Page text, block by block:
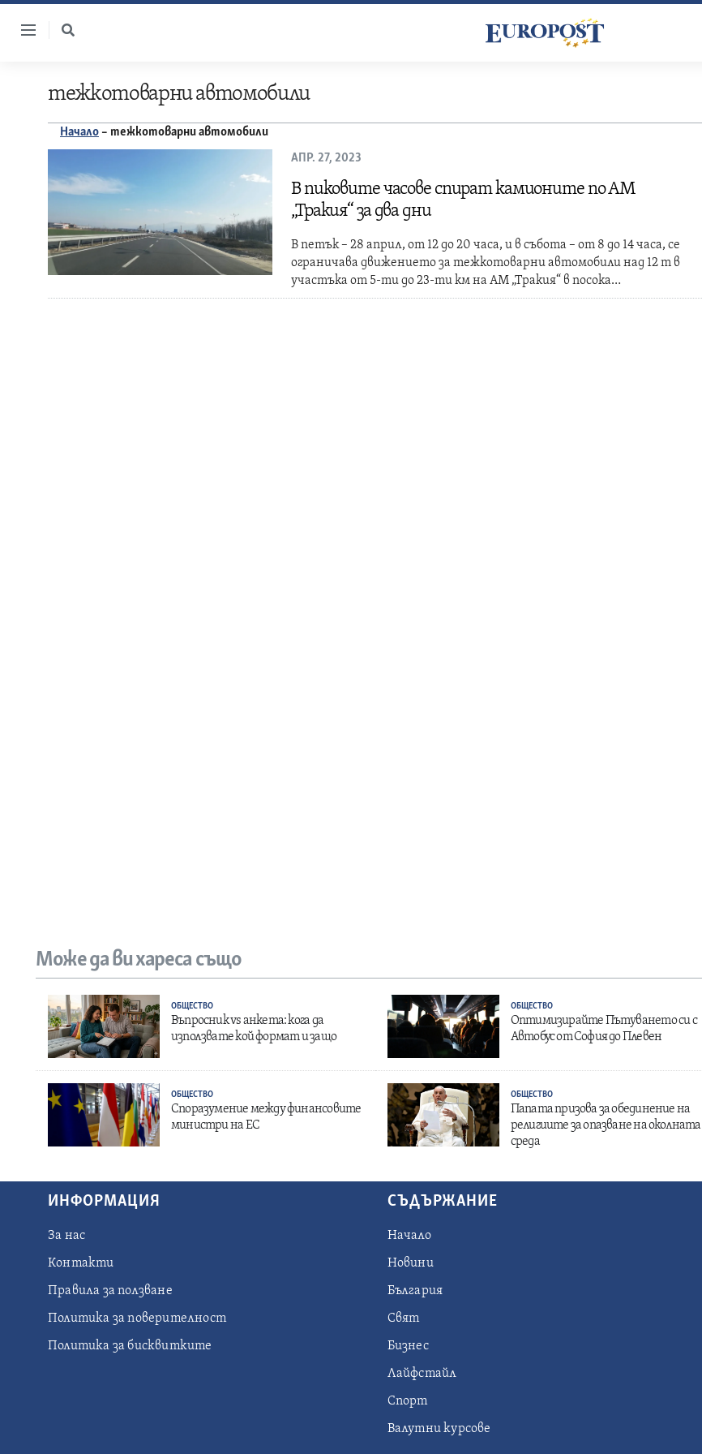
Skip
тежкотоварни автомобили
Начало – тежкотоварни автомобили
АПР. 27, 2023
В пиковите часове спират камионите по АМ
„Тракия“ за два дни
В петък – 28 април, от 12 до 20 часа, и в събота – от 8 до 14 часа, се
ограничава движението за тежкотоварни автомобили над 12 т в
участъка от 5-ти до 23-ти км на АМ „Тракия“ в посока…
Може да ви хареса също
ОБЩЕСТВО
Въпросник vs анкета: кога да
използвате кой формат и защо
ОБЩЕСТВО
Оптимизирайте Пътуването си с
Автобус от София до Плевен
ОБЩЕСТВО
Споразумение между финансовите
министри на ЕС
ОБЩЕСТВО
Папата призова за обединение на
религиите за опазване на околната
среда
ИНФОРМАЦИЯ
За нас
Контакти
Правила за ползване
Политика за поверителност
Политика за бисквитките
СЪДЪРЖАНИЕ
Начало
Новини
България
Свят
Бизнес
Лайфстайл
Спорт
Валутни курсове